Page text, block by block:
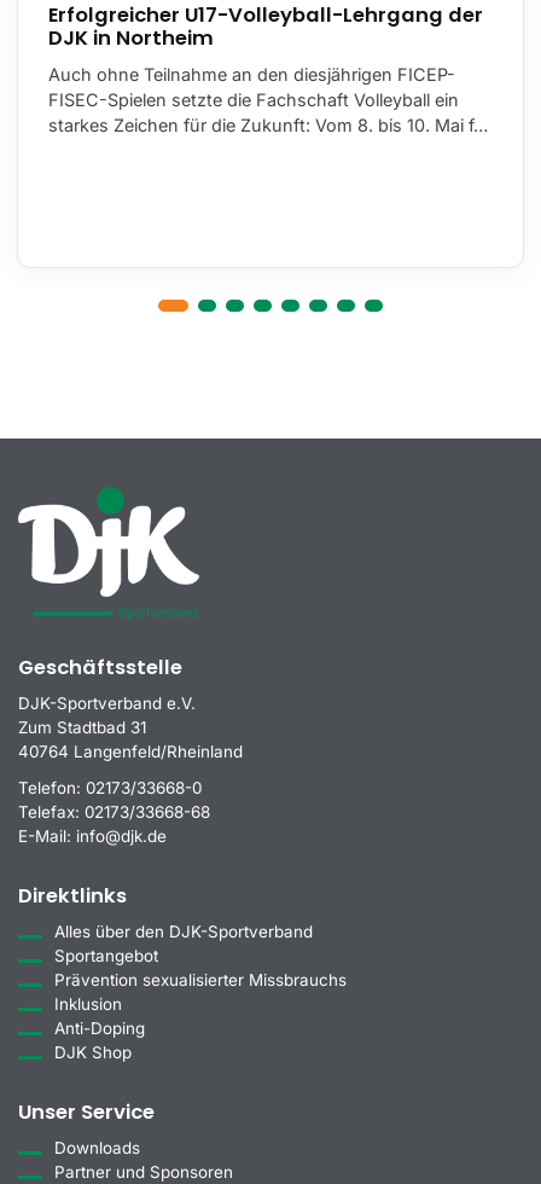
Erfolgreicher U17-Volleyball-Lehrgang der
DJK in Northeim
Auch ohne Teilnahme an den diesjährigen FICEP-
FISEC-Spielen setzte die Fachschaft Volleyball ein
starkes Zeichen für die Zukunft: Vom 8. bis 10. Mai f…
Geschäftsstelle
DJK-Sportverband e.V.
Zum Stadtbad 31
40764 Langenfeld/Rheinland
Telefon: 02173/33668-0
Telefax: 02173/33668-68
E-Mail: info@djk.de
Direktlinks
Alles über den DJK-Sportverband
Sportangebot
Prävention sexualisierter Missbrauchs
Inklusion
Anti-Doping
DJK Shop
Unser Service
Downloads
Partner und Sponsoren